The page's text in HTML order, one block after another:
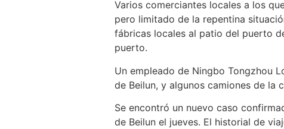
Varios comerciantes locales a los
pero limitado de la repentina
fábricas locales al patio del puerto
puerto.
Un empleado de Ningbo Tongzhou
de Beilun, y algunos camiones de la
Se encontró un nuevo caso
de Beilun el jueves. El historial de